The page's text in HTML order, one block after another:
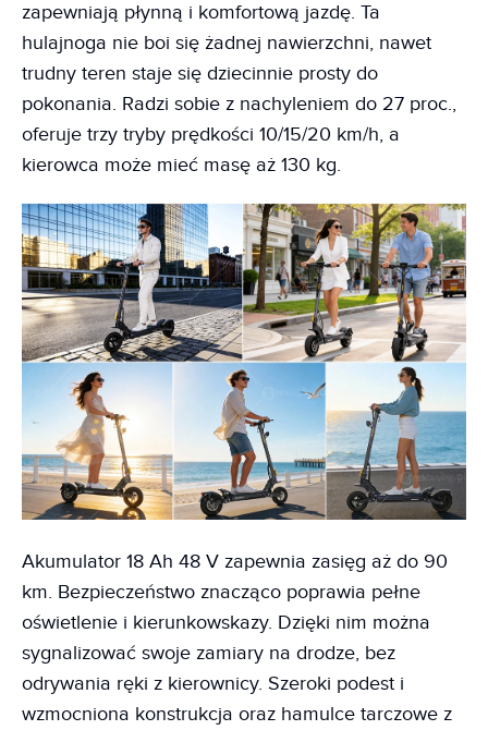
zapewniają płynną i komfortową jazdę. Ta
hulajnoga nie boi się żadnej nawierzchni, nawet
trudny teren staje się dziecinnie prosty do
pokonania. Radzi sobie z nachyleniem do 27 proc.,
oferuje trzy tryby prędkości 10/15/20 km/h, a
kierowca może mieć masę aż 130 kg.
Akumulator 18 Ah 48 V zapewnia zasięg aż do 90
km. Bezpieczeństwo znacząco poprawia pełne
oświetlenie i kierunkowskazy. Dzięki nim można
sygnalizować swoje zamiary na drodze, bez
odrywania ręki z kierownicy. Szeroki podest i
wzmocniona konstrukcja oraz hamulce tarczowe z